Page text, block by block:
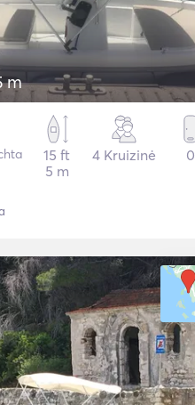
m
15 ft
5 m
4 Kruizinė 0